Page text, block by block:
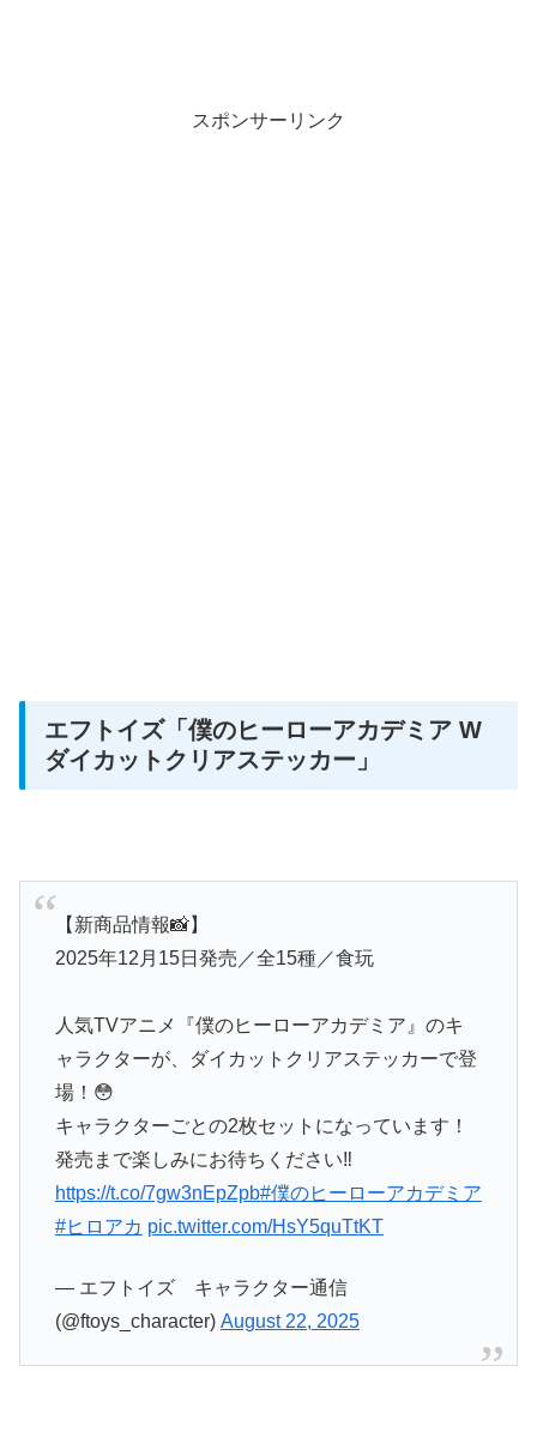
スポンサーリンク
エフトイズ「僕のヒーローアカデミア W
ダイカットクリアステッカー」
【新商品情報📸】
2025年12月15日発売／全15種／食玩
人気TVアニメ『僕のヒーローアカデミア』のキ
ャラクターが、ダイカットクリアステッカーで登
場！😳
キャラクターごとの2枚セットになっています！
発売まで楽しみにお待ちください‼️
https://t.co/7gw3nEpZpb#僕のヒーローアカデミア
#ヒロアカ pic.twitter.com/HsY5quTtKT
— エフトイズ キャラクター通信
(@ftoys_character) August 22, 2025